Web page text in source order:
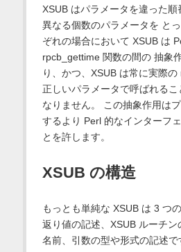
XSUB はパラメータを違った順
異なる個数のパラメータを と
ぞれの場合において XSUB は
rpcb_gettime 関数の間の 抽象
り、かつ、XSUB は常に実際
正しいパラメータで呼ばれる
なりません。 この抽象作用は
するより Perl 的なインターフ
とを許します。
XSUB の構造
もっとも単純な XSUB は 3 つ
返り値の記述、XSUB ルーチ
名前、引数の型や形式の記述で